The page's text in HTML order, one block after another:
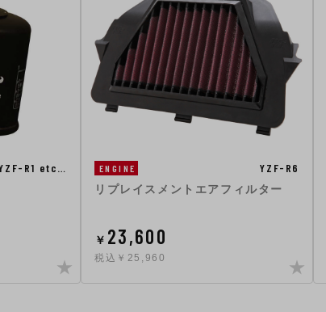
R1 etc… ENGINE YZF-R6
リプレイスメントエアフィルター
￥ 23,600
税込￥25,960